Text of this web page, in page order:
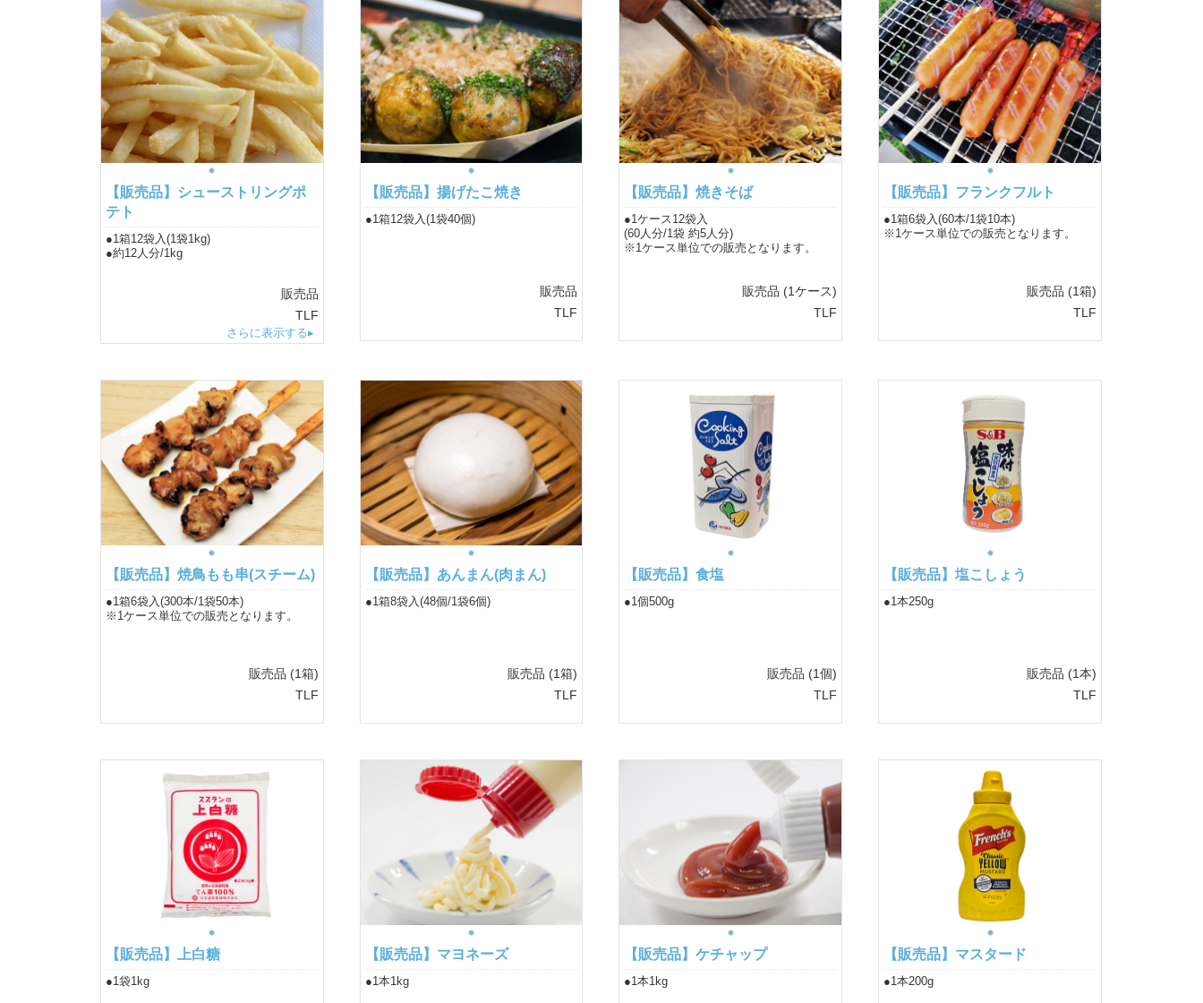
【販売品】シューストリングポ
テト
●1箱12袋入(1袋1kg)
●約12人分/1kg
販売品
TLF
さらに表示する▸
【販売品】揚げたこ焼き
●1箱12袋入(1袋40個)
販売品
TLF
【販売品】焼きそば
●1ケース12袋入
(60人分/1袋 約5人分)
※1ケース単位での販売となります。
販売品 (1ケース)
TLF
【販売品】フランクフルト
●1箱6袋入(60本/1袋10本)
※1ケース単位での販売となります。
販売品 (1箱)
TLF
【販売品】焼鳥もも串(スチーム)
●1箱6袋入(300本/1袋50本)
※1ケース単位での販売となります。
販売品 (1箱)
TLF
【販売品】あんまん(肉まん)
●1箱8袋入(48個/1袋6個)
販売品 (1箱)
TLF
【販売品】食塩
●1個500g
販売品 (1個)
TLF
【販売品】塩こしょう
●1本250g
販売品 (1本)
TLF
【販売品】上白糖
●1袋1kg
【販売品】マヨネーズ
●1本1kg
【販売品】ケチャップ
●1本1kg
【販売品】マスタード
●1本200g